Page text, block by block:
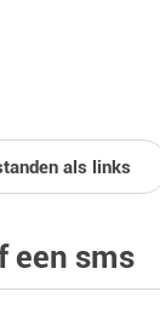
als links
een sms